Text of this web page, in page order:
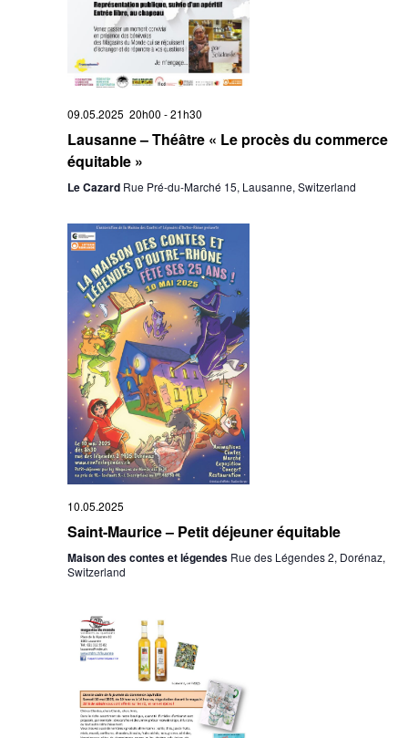
09.05.2025 20h00 -21h30
Lausanne – Théâtre « Le procès du commerce
équitable »
Le Cazard Rue Pré-du-Marché 15, Lausanne, Switzerland
10.05.2025
Saint-Maurice – Petit déjeuner équitable
Maison des contes et légendes Rue des Légendes 2, Dorénaz,
Switzerland